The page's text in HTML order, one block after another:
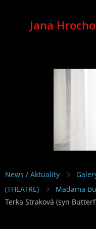
Jana
News / Aktuality
(THEATRE)
Madama
Terka Straková (syn